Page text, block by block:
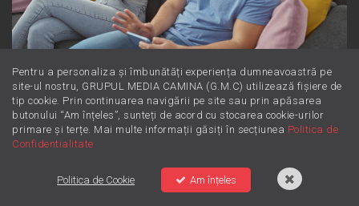
Dincolo de supărare: Este furie sau
iritare? Învață să le diferențiezi
Pentru a personaliza și îmbunătăți experiența dumneavoastră pe
site-ul nostru, GRUPUL MEDIA CAMINA (G.M.C) utilizează fișiere de
tip cookie. Prin continuarea navigării pe site sau prin apăsarea
butonului “Am înțeles”, sunteți de acord cu stocarea cookie-urilor
primare și terțe. Mai multe informații găsiți în secțiunea Politica de
Confidentialitate
Politica de Cookie Am înțeles